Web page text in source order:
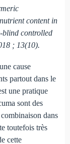
content in
blind controlled
; 13(10).
cause
partout dans le
une pratique
sont des
dans
toutefois très
cette